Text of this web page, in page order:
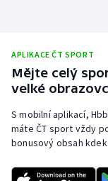
APLIKACE ČT SPORT
Mějte celý
velké
S mobilní aplikací,
máte ČT sport vždy
bonusový obsah